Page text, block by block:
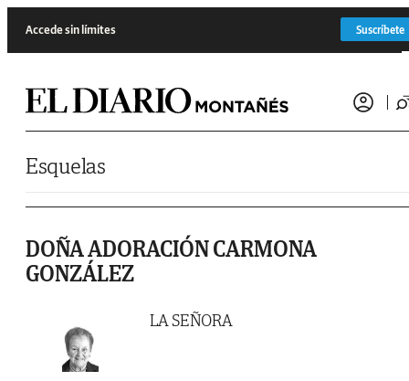
Accede sin límites Suscríbete
Esquelas
DOÑA ADORACIÓN CARMONA
GONZÁLEZ
LA SEÑORA